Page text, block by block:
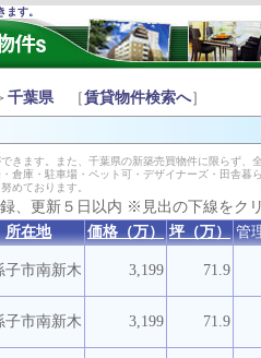
す。
千葉県［賃貸物件検索へ］
きます。また、千葉県の新築売買物件に限らず
倉庫・駐車場・ペット可・デザイナーズ・田舎
めております。
録、更新５日以内 ※見出の下線をク
所在地 価格（万） 坪（万）
管
子市南新木 3,199 71.9
子市南新木 3,199 71.9